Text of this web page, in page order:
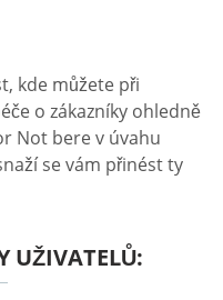
kde můžete při
o zákazníky ohledně
Not bere v úvahu
se vám přinést ty
UŽIVATELŮ: